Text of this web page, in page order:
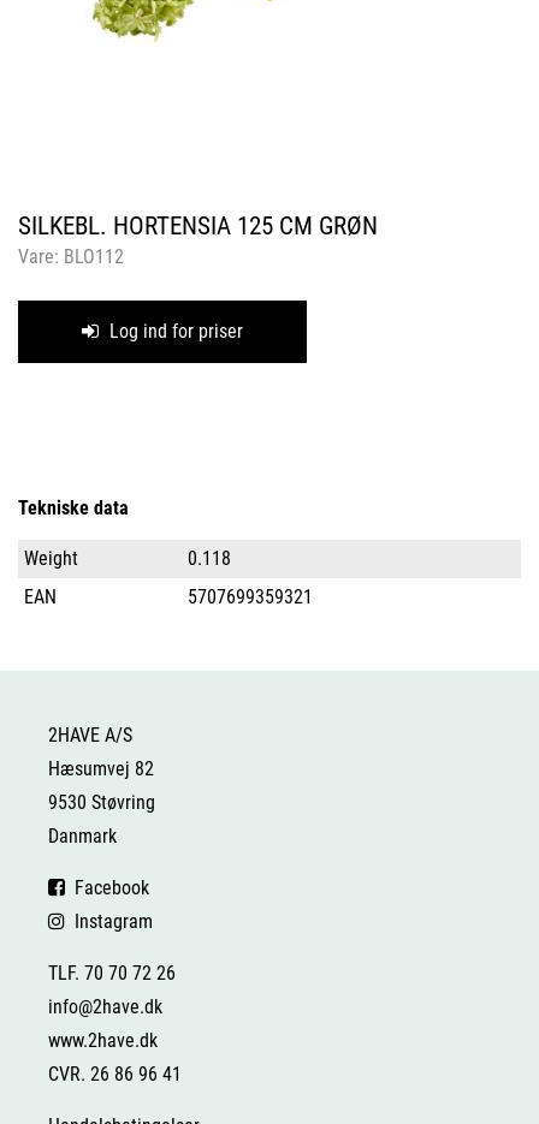
SILKEBL. HORTENSIA 125 CM GRØN
Vare: BLO112
Log ind for priser
Tekniske data
Weight
0.118
EAN
5707699359321
2HAVE A/S
Hæsumvej 82
9530 Støvring
Danmark
Facebook
Instagram
TLF. 70 70 72 26
info@2have.dk
www.2have.dk
CVR. 26 86 96 41